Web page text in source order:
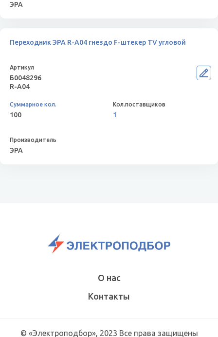
ЭРА
Переходник ЭРА R-A04 гнездо F-штекер TV угловой
Б0048296
R-A04
100 1
ЭРА
О нас
Контакты
© «Электроподбор», 2023 Все права защищены